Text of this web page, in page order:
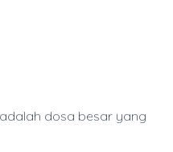
dosa besar yang